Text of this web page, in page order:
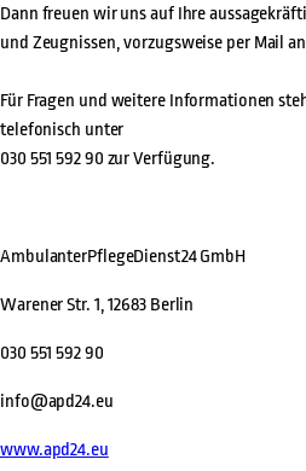
Dann freuen wir uns auf Ihre
und Zeugnissen, vorzugsweise per Mail an
Für Fragen und weitere Informationen
telefonisch unter
030 551 592 90 zur Verfügung.
AmbulanterPflegeDienst24 GmbH
Warener Str. 1, 12683 Berlin
030 551 592 90
info@apd24.eu
www.apd24.eu